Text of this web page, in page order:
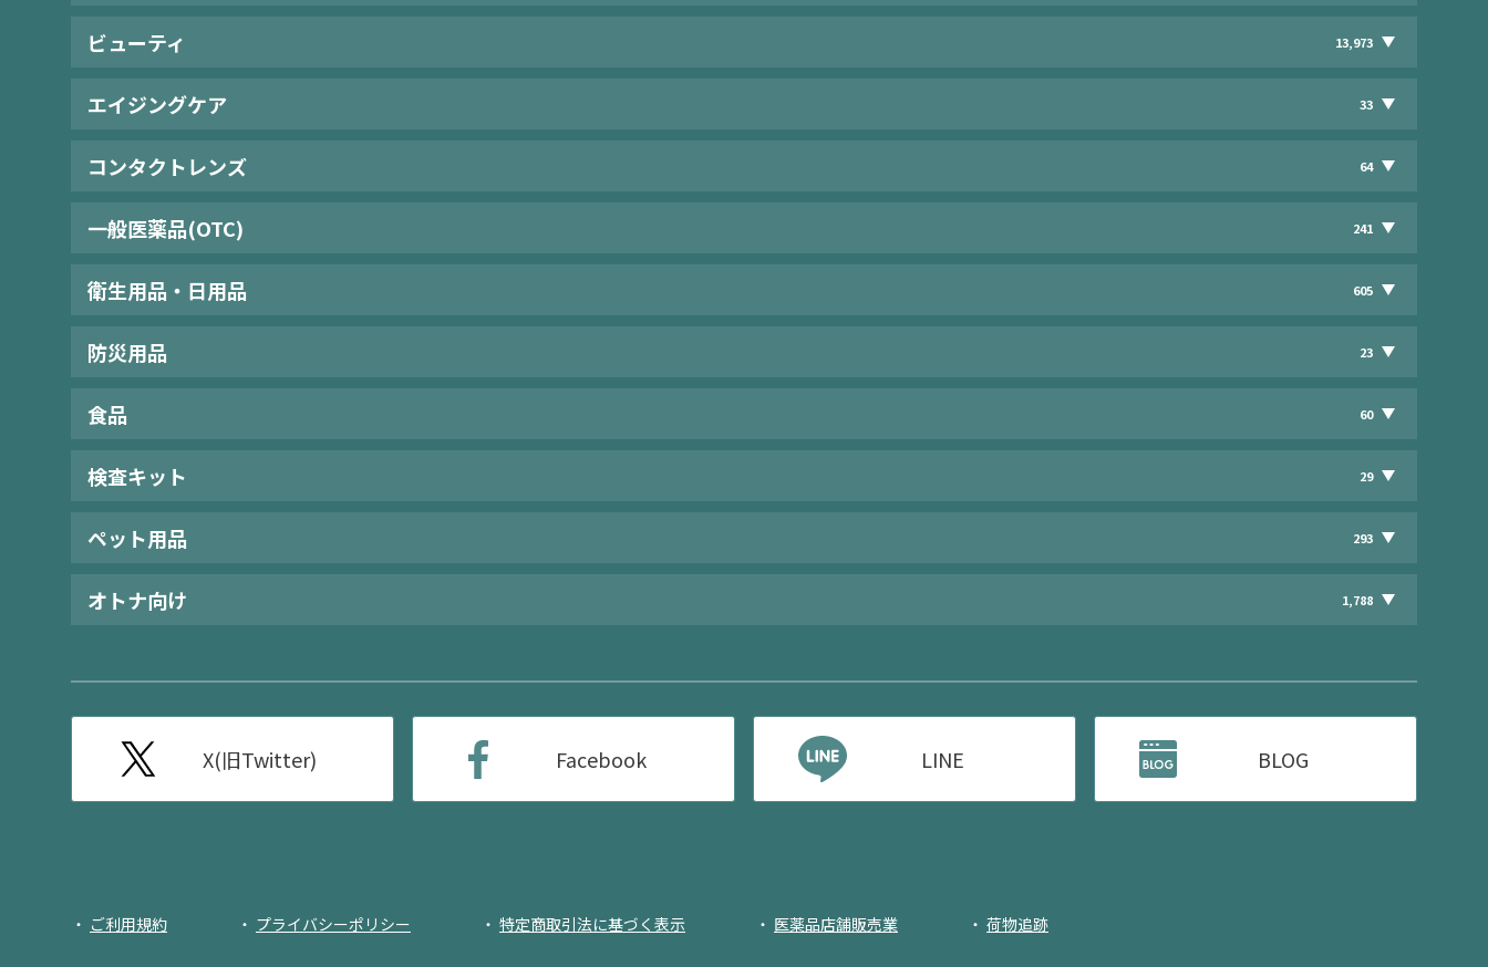
ビューティ 13,973
エイジングケア 33
コンタクトレンズ 64
一般医薬品(OTC) 241
衛生用品・日用品 605
防災用品 23
食品 60
検査キット 29
ペット用品 293
オトナ向け 1,788
X(旧Twitter) Facebook LINE BLOG
ご利用規約 プライバシーポリシー 特定商取引法に基づく表示 医薬品店舗販売業 荷物追跡